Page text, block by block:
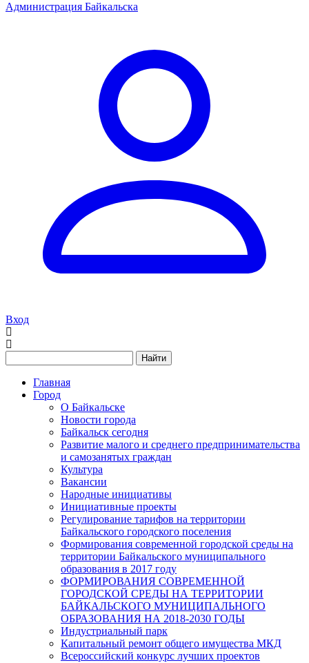
Администрация Байкальска
Вход
Найти
Главная
Город
О Байкальске
Новости города
Байкальск сегодня
Развитие малого и среднего предпринимательства
и самозанятых граждан
Культура
Вакансии
Народные инициативы
Инициативные проекты
Регулирование тарифов на территории
Байкальского городского поселения
Формирования современной городской среды на
территории Байкальского муниципального
образования в 2017 году
ФОРМИРОВАНИЯ СОВРЕМЕННОЙ
ГОРОДСКОЙ СРЕДЫ НА ТЕРРИТОРИИ
БАЙКАЛЬСКОГО МУНИЦИПАЛЬНОГО
ОБРАЗОВАНИЯ НА 2018-2030 ГОДЫ
Индустриальный парк
Капитальный ремонт общего имущества МКД
Всероссийский конкурс лучших проектов